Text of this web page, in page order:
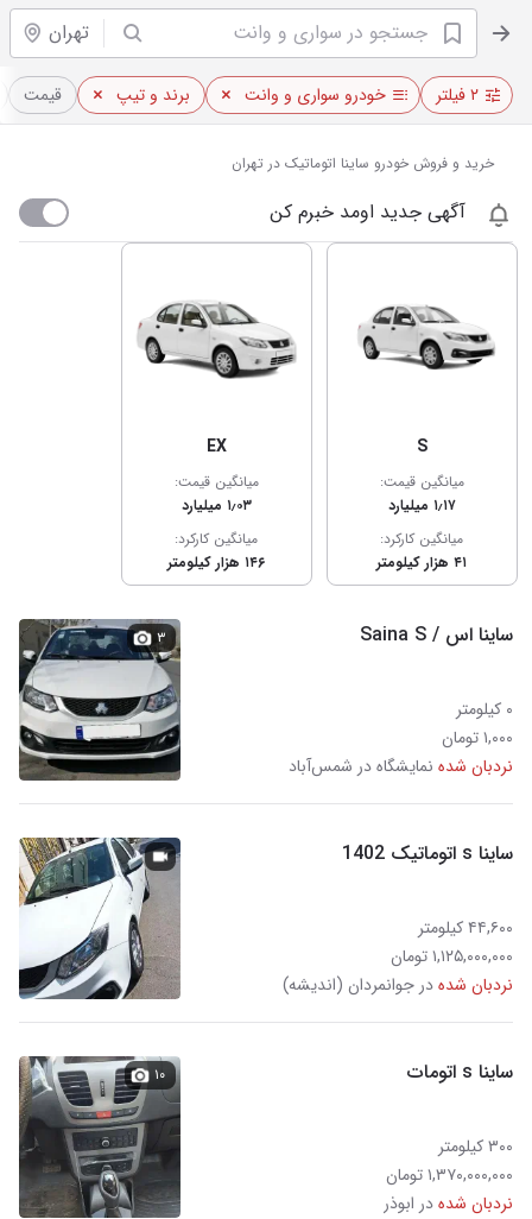
تهران
۲ فیلتر خودرو سواری و وانت برند و تیپ قیمت
خرید و فروش خودرو ساینا اتوماتیک در تهران
آگهی جدید اومد خبرم کن
S
میانگین قیمت:
۱٫۱۷ میلیارد
میانگین کارکرد:
۴۱ هزار کیلومتر
EX
میانگین قیمت:
۱٫۰۳ میلیارد
میانگین کارکرد:
۱۴۶ هزار کیلومتر
ساینا اس / Saina S
۰ کیلومتر
۱,۰۰۰ تومان
نردبان شده نمایشگاه در شمس‌آباد
۳
ساینا s اتوماتیک 1402
۴۴,۶۰۰ کیلومتر
۱,۱۲۵,۰۰۰,۰۰۰ تومان
نردبان شدهدر جوانمردان (اندیشه)
ساینا s اتومات
۳۰۰ کیلومتر
۱,۳۷۰,۰۰۰,۰۰۰ تومان
نردبان شدهدر ابوذر
۱۰